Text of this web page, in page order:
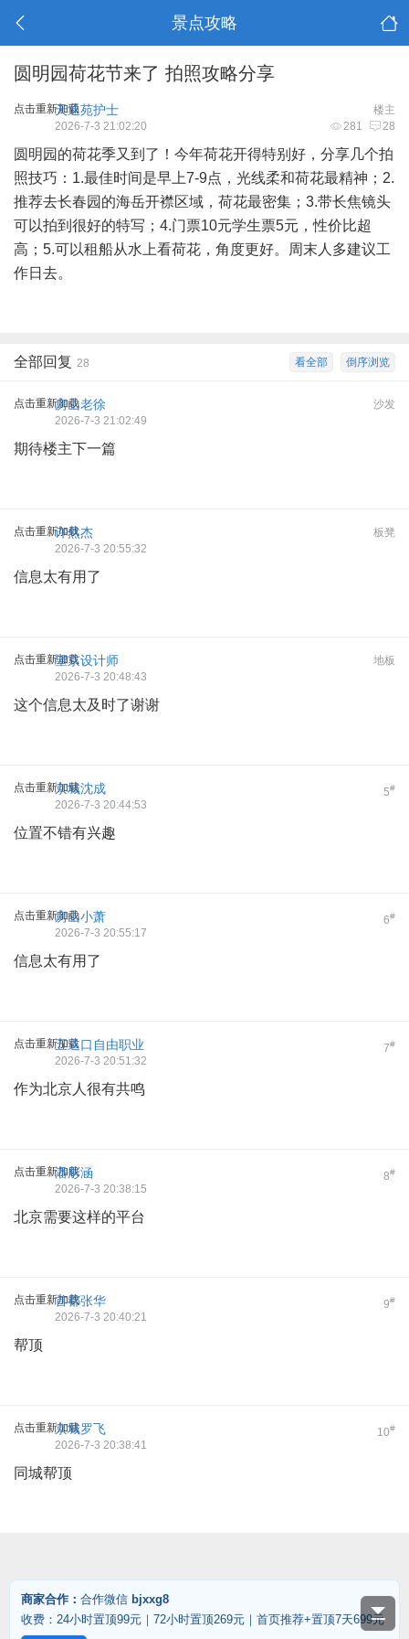
景点攻略
圆明园荷花节来了 拍照攻略分享
点击重新加载 楼主
天通苑护士
281 28
2026-7-3 21:02:20
圆明园的荷花季又到了！今年荷花开得特别好，分享几个拍
照技巧：1.最佳时间是早上7-9点，光线柔和荷花最精神；2.
推荐去长春园的海岳开襟区域，荷花最密集；3.带长焦镜头
可以拍到很好的特写；4.门票10元学生票5元，性价比超
高；5.可以租船从水上看荷花，角度更好。周末人多建议工
作日去。
倒序浏览
看全部
全部回复 28
点击重新加载 沙发
房山老徐
2026-7-3 21:02:49
期待楼主下一篇
点击重新加载 板凳
许然杰
2026-7-3 20:55:32
信息太有用了
点击重新加载 地板
望京设计师
2026-7-3 20:48:43
这个信息太及时了谢谢
点击重新加载 5#
京城沈成
2026-7-3 20:44:53
位置不错有兴趣
点击重新加载 6#
房山小萧
2026-7-3 20:55:17
信息太有用了
点击重新加载 7#
五道口自由职业
2026-7-3 20:51:32
作为北京人很有共鸣
点击重新加载 8#
潘彤涵
2026-7-3 20:38:15
北京需要这样的平台
点击重新加载 9#
首都张华
2026-7-3 20:40:21
帮顶
点击重新加载 10#
京城罗飞
2026-7-3 20:38:41
同城帮顶
商家合作： 合作微信 bjxxg8
收费：24小时置顶99元｜72小时置顶269元｜首页推荐+置顶7天699元